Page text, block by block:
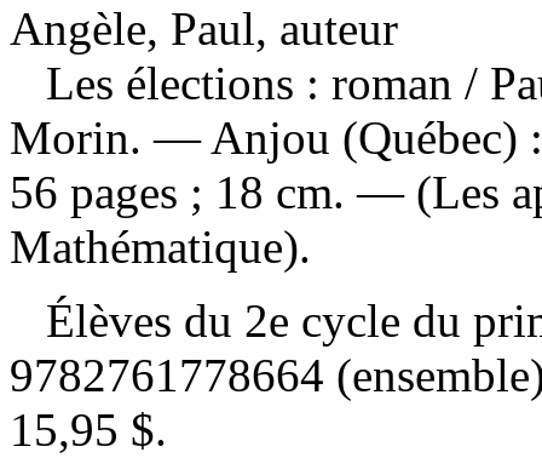
Angèle, Paul, auteur
Les élections : roman /
Morin. — Anjou (Québec)
56 pages ; 18 cm. — (Les
Mathématique).
Élèves du 2e cycle du
9782761778664
15,95 $.